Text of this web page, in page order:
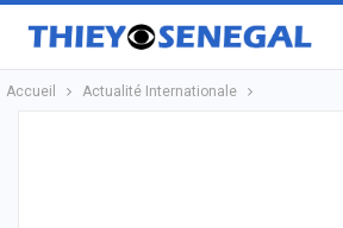
Accueil Actualité Internationale